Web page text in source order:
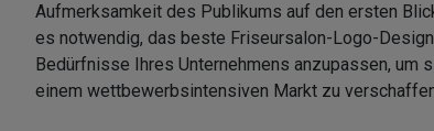
Aufmerksamkeit des Publikums auf den ersten
es notwendig, das beste Friseursalon-Logo-
Bedürfnisse Ihres Unternehmens anzupassen, um
einem wettbewerbsintensiven Markt zu